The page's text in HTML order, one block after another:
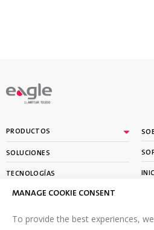
MANAGE COOKIE CONSENT
To provide the best experiences,
By
PRODUCTOS
SOLUCIONES
TECNOLOGÍAS
APRENDER
SUSCRÍBETE A NUESTRO BOLETÍN